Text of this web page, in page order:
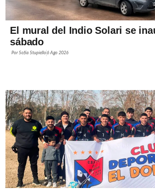
El mural del Indio Solari se
sábado
PorSofía Stupiello6 Ago 2026